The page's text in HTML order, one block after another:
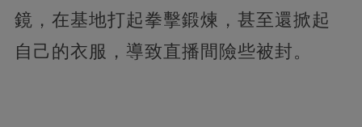
鏡，在基地打起拳擊鍛煉，甚至還掀起
自己的衣服，導致直播間險些被封。